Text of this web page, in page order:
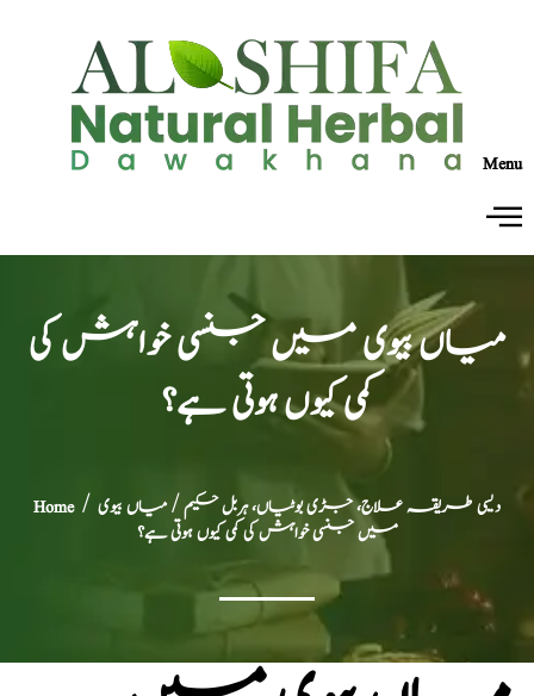
Menu
میاں بیوی میں جنسی خواہش کی
کمی کیوں ہوتی ہے؟
Home/ دیسی طریقہ علاج، جڑی بوٹیاں، ہربل حکیم/ میاں بیوی
میں جنسی خواہش کی کمی کیوں ہوتی ہے؟